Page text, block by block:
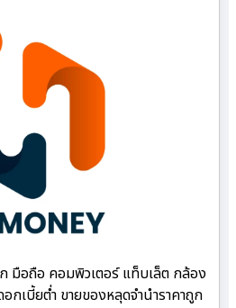
มือถือ คอมพิวเตอร์ แท็บเล็ต กล้อง
กเบี้ยต่ำ ขายของหลุดจำนำราคาถูก